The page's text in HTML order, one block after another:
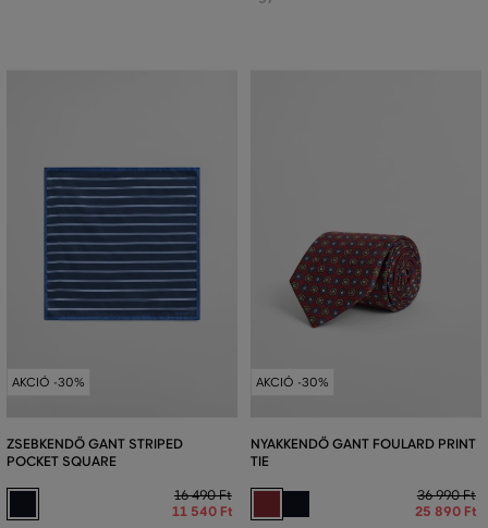
AKCIÓ -30%
ZSEBKENDŐ GANT STRIPED
POCKET SQUARE
16 490 Ft
11 540 Ft
AKCIÓ -30%
NYAKKENDŐ GANT FOULARD PRINT
TIE
36 990 Ft
25 890 Ft